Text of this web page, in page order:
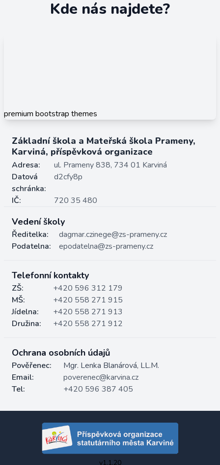
Kde nás najdete?
premium bootstrap themes
Základní škola a Mateřská škola Prameny,
Karviná, příspěvková organizace
Adresa:
ul. Prameny 838, 734 01 Karviná
Datová
schránka:
d2cfy8p
IČ: 720 35 480
Vedení školy
Ředitelka:
dagmar.czinege@zs-prameny.cz
Podatelna:
epodatelna@zs-prameny.cz
Telefonní kontakty
ZŠ:
+420 596 312 179
MŠ:
+420 558 271 915
Jídelna:
+420 558 271 913
Družina:
+420 558 271 912
Ochrana osobních údajů
Pověřenec:
Mgr. Lenka Blanárová, LL.M.
Email:
poverenec@karvina.cz
Tel:
+420 596 387 405
v1.1.20